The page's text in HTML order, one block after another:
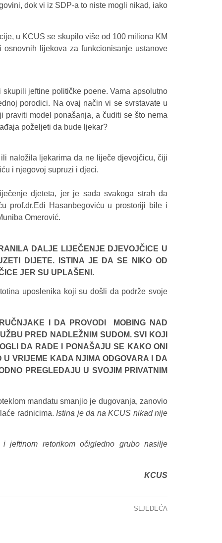
dok vi iz SDP-a to niste mogli nikad, iako
u KCUS se skupilo više od 100 miliona KM
lijekova za funkcionisanje ustanove
jeftine političke poene. Vama apsolutno
porodici. Na ovaj način vi se svrstavate u
praviti model ponašanja, a čuditi se što nema
poželjeti da bude ljekar?
naložila ljekarima da ne liječe djevojčicu, čiji
i njegovoj supruzi i djeci.
djeteta, jer je sada svakoga strah da
prof.dr.Edi Hasanbegoviću u prostoriji bile i
Omerović.
DALJE LIJEČENJE DJEVOJČICE U
DIJETE. ISTINA JE DA SE NIKO OD
JER SU UPLAŠENI.
uposlenika koji su došli da podrže svoje
I DA PROVODI MOBING NAD
PRED NADLEŽNIM SUDOM. SVI KOJI
DA RADE I PONAŠAJU SE KAKO ONI
VRIJEME KADA NJIMA ODGOVARA I DA
PREGLEDAJU U SVOJIM PRIVATNIM
mandatu smanjio je dugovanja, zanovio
radnicima. Istina je da na KCUS nikad nije
jeftinom retorikom očigledno grubo nasilje
KCUS
SLJEDEĆA